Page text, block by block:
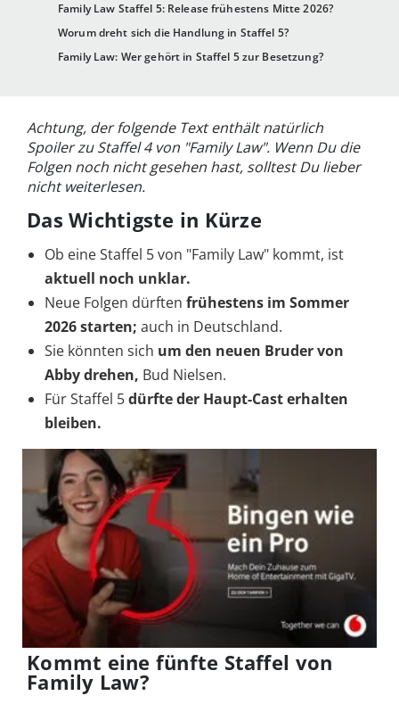
Family Law Staffel 5: Release frühestens Mitte 2026?
Worum dreht sich die Handlung in Staffel 5?
Family Law: Wer gehört in Staffel 5 zur Besetzung?
Achtung, der folgende Text enthält natürlich
Spoiler zu Staffel 4 von "Family Law". Wenn Du die
Folgen noch nicht gesehen hast, solltest Du lieber
nicht weiterlesen.
Das Wichtigste in Kürze
Ob eine Staffel 5 von "Family Law" kommt, ist
aktuell noch unklar.
Neue Folgen dürften frühestens im Sommer
2026starten; auch in Deutschland.
Sie könnten sich um den neuen Bruder von
Abby drehen, Bud Nielsen.
Für Staffel 5dürfte der Haupt-Casterhalten
bleiben.
Kommt eine fünfte Staffel von
Family Law?